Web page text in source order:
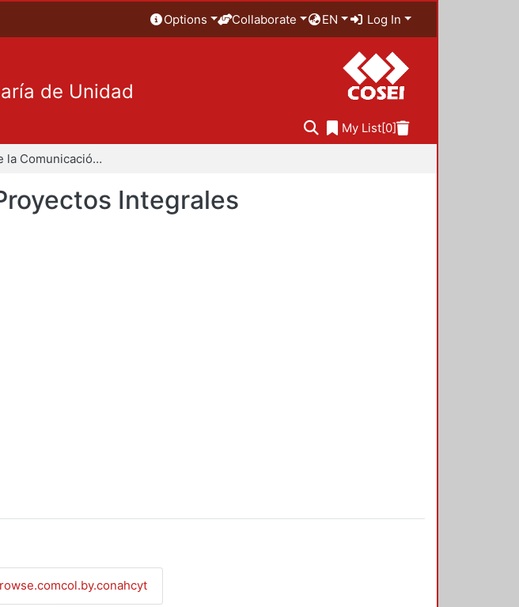
Options Collaborate EN Log In
de Unidad
My List[0]
Diseño de la Comunicación Gráfica - Proyectos Integrales
Integrales